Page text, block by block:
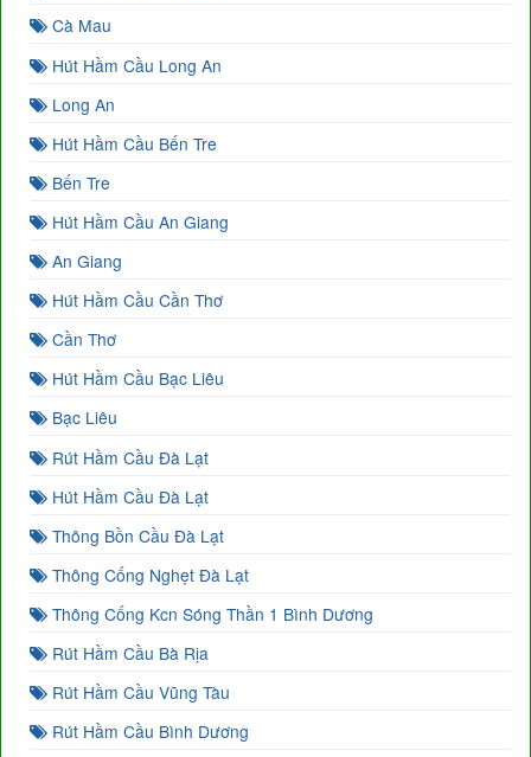
Cà Mau
Hút Hầm Cầu Long An
Long An
Hút Hầm Cầu Bến Tre
Bến Tre
Hút Hầm Cầu An Giang
An Giang
Hút Hầm Cầu Cần Thơ
Cần Thơ
Hút Hầm Cầu Bạc Liêu
Bạc Liêu
Rút Hầm Cầu Đà Lạt
Hút Hầm Cầu Đà Lạt
Thông Bồn Cầu Đà Lạt
Thông Cống Nghẹt Đà Lạt
Thông Cống Kcn Sóng Thần 1 Bình Dương
Rút Hầm Cầu Bà Rịa
Rút Hầm Cầu Vũng Tàu
Rút Hầm Cầu Bình Dương